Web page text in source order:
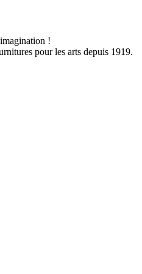
!
pour les arts depuis 1919.